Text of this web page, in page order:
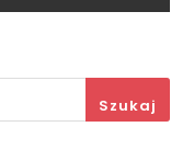
Szukaj